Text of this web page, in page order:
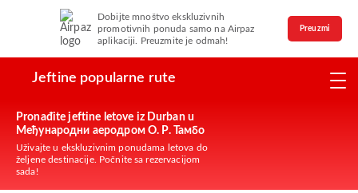
Dobijte mnoštvo ekskluzivnih
promotivnih ponuda samo na Airpaz
aplikaciji. Preuzmite je odmah!
Preuzmi
Jeftine popularne rute
Pronađite jeftine letove iz Durban u
Међународни аеродром О. Р. Тамбо
Uživajte u ekskluzivnim ponudama letova do
željene destinacije. Počnite sa rezervacijom
sada!